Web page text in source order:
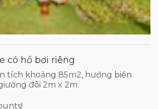
có hồ bơi riêng
tích khoảng 85m2, hướng biển
đôi 2m x 2m